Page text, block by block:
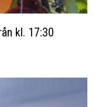
kl. 17:30